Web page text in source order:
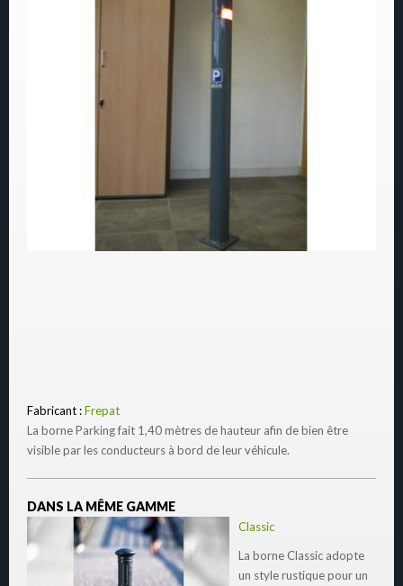
Fabricant :Frepat
La borne Parking fait 1,40 mètres de hauteur afin de bien être
visible par les conducteurs à bord de leur véhicule.
DANS LA MÊME GAMME
Classic
La borne Classic adopte
un style rustique pour un